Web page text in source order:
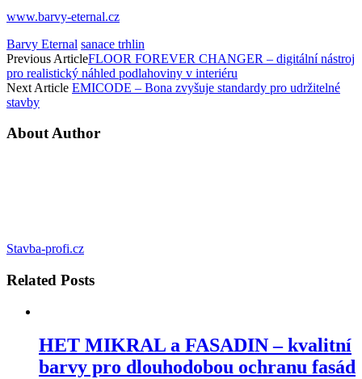
www.barvy-eternal.cz
Barvy Eternal sanace trhlin
Previous ArticleFLOOR FOREVER CHANGER – digitální nástroj
pro realistický náhled podlahoviny v interiéru
Next Article EMICODE – Bona zvyšuje standardy pro udržitelné
stavby
About Author
Stavba-profi.cz
Related Posts
HET MIKRAL a FASADIN – kvalitní
barvy pro dlouhodobou ochranu fasád